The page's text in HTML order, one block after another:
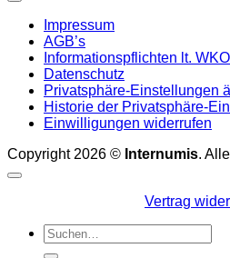
Impressum
AGB’s
Informationspflichten lt.
Datenschutz
Privatsphäre-Einstellungen
Historie der Privatsphäre-
Einwilligungen widerrufen
Copyright 2026 © Internumis.
Vertrag
Suchen
nach: